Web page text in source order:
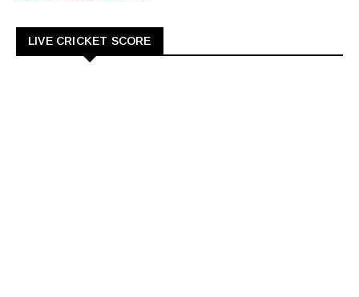
LIVE CRICKET SCORE